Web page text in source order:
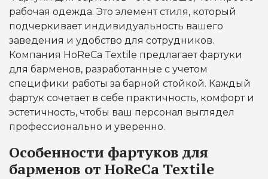
рабочая одежда. Это элемент стиля, который
подчеркивает индивидуальность вашего
заведения и удобство для сотрудников.
Компания HoReCa Textile предлагает фартуки
для барменов, разработанные с учетом
специфики работы за барной стойкой. Каждый
фартук сочетает в себе практичность, комфорт и
эстетичность, чтобы ваш персонал выглядел
профессионально и уверенно.
Особенности фартуков для
барменов от HoReCa Textile